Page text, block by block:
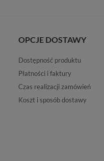
OPCJE DOSTAWY
Dostępność produktu
Płatności i faktury
Czas realizacji zamówień
Koszt i sposób dostawy